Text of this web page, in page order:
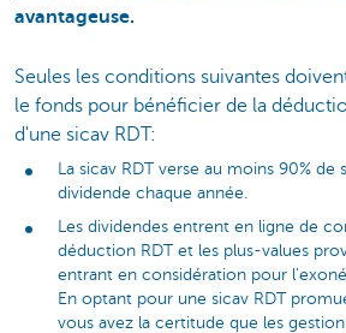
avantageuse.
Seules les conditions suivantes
le fonds pour bénéficier de la
d'une sicav RDT:
La sicav RDT verse au moins 90%
dividende chaque année.
Les dividendes entrent en ligne de
déduction RDT et les plus-values
entrant en considération pour
En optant pour une sicav RDT
vous avez la certitude que les